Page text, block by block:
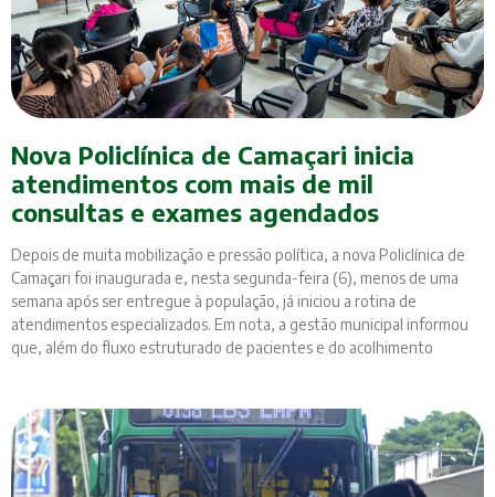
Nova Policlínica de Camaçari inicia
atendimentos com mais de mil
consultas e exames agendados
Depois de muita mobilização e pressão política, a nova Policlínica de
Camaçari foi inaugurada e, nesta segunda-feira (6), menos de uma
semana após ser entregue à população, já iniciou a rotina de
atendimentos especializados. Em nota, a gestão municipal informou
que, além do fluxo estruturado de pacientes e do acolhimento